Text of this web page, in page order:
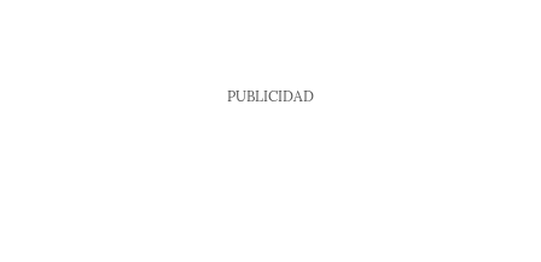
PUBLICIDAD